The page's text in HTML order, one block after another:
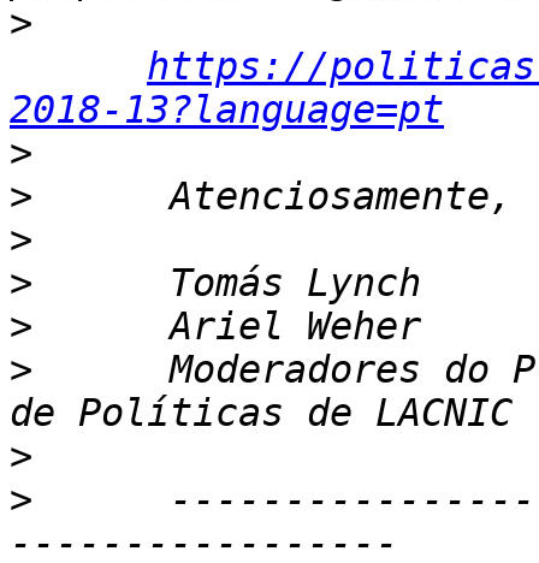
>
https://
2018-13?language=pt
>
>
>
>
>
>
Moderadores do
>
>